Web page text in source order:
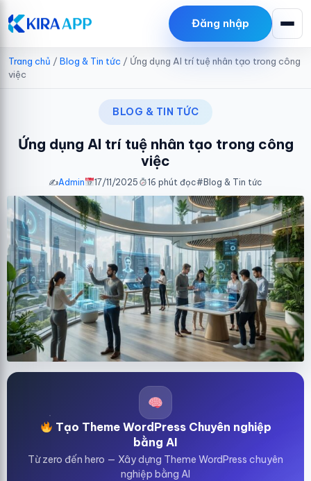
Đăng nhập
Trang chủ / Blog & Tin tức / Ứng dụng AI trí tuệ nhân tạo trong công
việc
BLOG & TIN TỨC
Ứng dụng AI trí tuệ nhân tạo trong công
việc
✍️Admin 17/11/2025 16 phút đọc# Blog & Tin tức
Tạo Theme WordPress Chuyên nghiệp
bằng AI
Từ zero đến hero — Xây dựng Theme WordPress chuyên
nghiệp bằng AI
LY THAI DUONG
Share code tin tức WordPress